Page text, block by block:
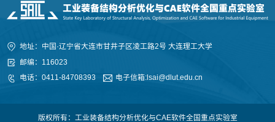
地址：中国·辽宁省大连市甘井子区凌工路2号 大连理工大学
邮编：116023
电话：0411-84708393
电子信箱:lsai@dlut.edu.cn
版权所有：工业装备结构分析优化与CAE软件全国重点实验室